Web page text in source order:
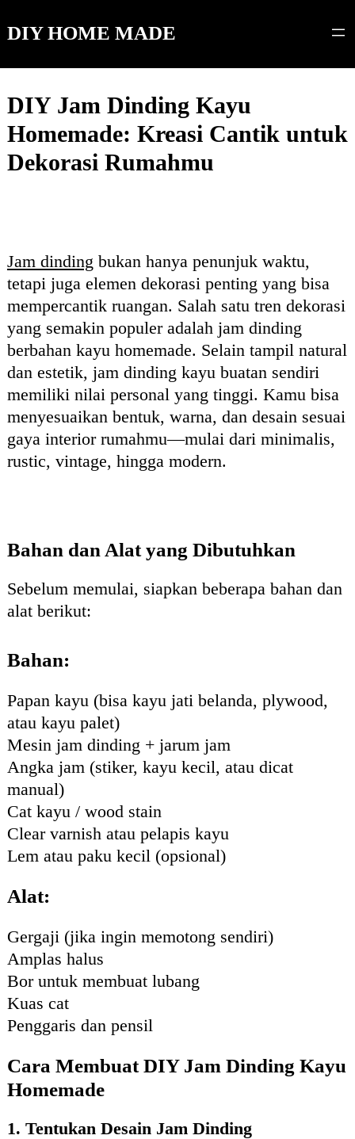
toDIY HOME MADE
DIY Jam Dinding Kayu
Homemade: Kreasi Cantik untuk
Dekorasi Rumahmu
Jam dinding bukan hanya penunjuk waktu,
tetapi juga elemen dekorasi penting yang bisa
mempercantik ruangan. Salah satu tren dekorasi
yang semakin populer adalah jam dinding
berbahan kayu homemade. Selain tampil natural
dan estetik, jam dinding kayu buatan sendiri
memiliki nilai personal yang tinggi. Kamu bisa
menyesuaikan bentuk, warna, dan desain sesuai
gaya interior rumahmu—mulai dari minimalis,
rustic, vintage, hingga modern.
Bahan dan Alat yang Dibutuhkan
Sebelum memulai, siapkan beberapa bahan dan
alat berikut:
Bahan:
Papan kayu (bisa kayu jati belanda, plywood,
atau kayu palet)
Mesin jam dinding + jarum jam
Angka jam (stiker, kayu kecil, atau dicat
manual)
Cat kayu / wood stain
Clear varnish atau pelapis kayu
Lem atau paku kecil (opsional)
Alat:
Gergaji (jika ingin memotong sendiri)
Amplas halus
Bor untuk membuat lubang
Kuas cat
Penggaris dan pensil
Cara Membuat DIY Jam Dinding Kayu
Homemade
1. Tentukan Desain Jam Dinding